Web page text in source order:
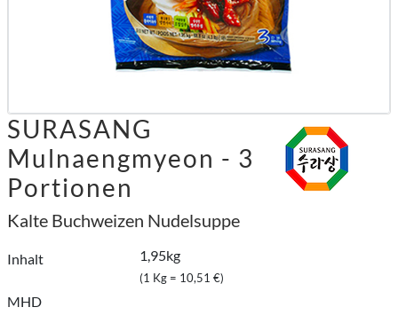
SURASANG
Mulnaengmyeon - 3
Portionen
Kalte Buchweizen Nudelsuppe
Inhalt 1,95kg
(1 Kg = 10,51 €)
MHD